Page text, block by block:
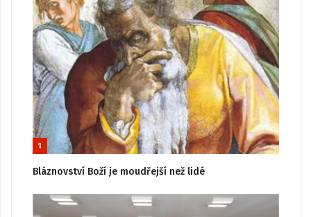
1
Bláznovství Boží je moudřejší než lidé